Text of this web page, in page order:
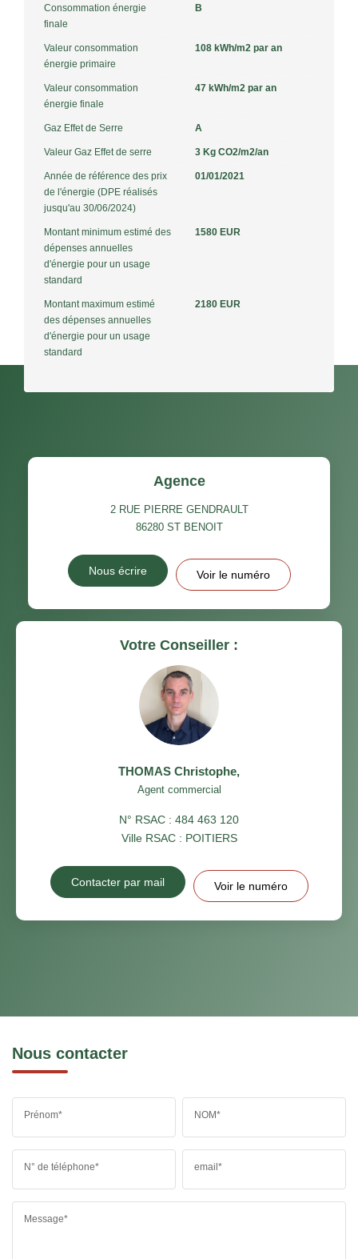
Consommation énergie
finale
B
Valeur consommation
énergie primaire
108 kWh/m2 par an
Valeur consommation
énergie finale
47 kWh/m2 par an
Gaz Effet de Serre A
Valeur Gaz Effet de serre 3 Kg CO2/m2/an
Année de référence des prix
de l'énergie (DPE réalisés
jusqu'au 30/06/2024)
01/01/2021
Montant minimum estimé des
dépenses annuelles
d'énergie pour un usage
standard
1580 EUR
Montant maximum estimé
des dépenses annuelles
d'énergie pour un usage
standard
2180 EUR
Agence
2 RUE PIERRE GENDRAULT
86280 ST BENOIT
Nous écrire Voir le numéro
Votre Conseiller :
THOMAS Christophe,
Agent commercial
N° RSAC : 484 463 120
Ville RSAC : POITIERS
Contacter par mail Voir le numéro
Nous contacter
Prénom* NOM*
N° de téléphone* email*
Message*